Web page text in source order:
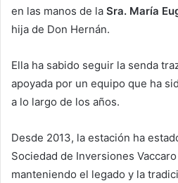
en las manos de la Sra. María
hija de Don Hernán.
Ella ha sabido seguir la senda
apoyada por un equipo que ha
a lo largo de los años.
Desde 2013, la estación ha
Sociedad de Inversiones
manteniendo el legado y la